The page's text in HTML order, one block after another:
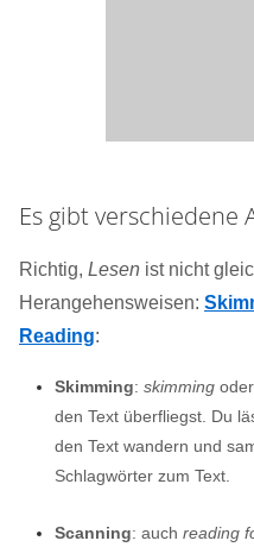
Es gibt verschiedene
Richtig, Lesen ist nicht
Herangehensweisen:
Reading:
Skimming: skimming oder
den Text überfliegst. Du
den Text wandern und
Schlagwörter zum Text.
Scanning: auch reading